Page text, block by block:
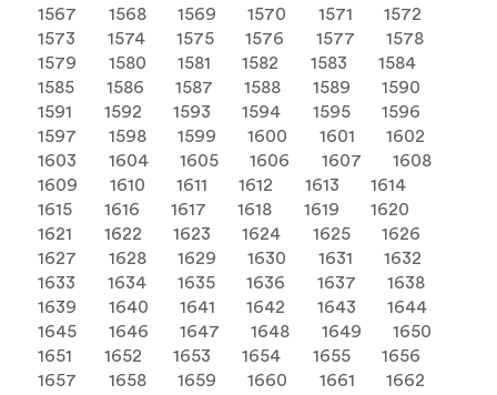
1567
1568 1569 1570 1571
1572
1573
1574 1575 1576 1577
1578
1579
1580 1581 1582 1583
1584
1585
1586 1587 1588 1589
1590
1591
1592 1593 1594 1595
1596
1597
1598 1599 1600 1601
1602
1603
1604 1605 1606 1607
1608
1609
1610 1611 1612 1613
1614
1615
1616 1617 1618 1619
1620
1621
1622 1623 1624 1625
1626
1627
1628 1629 1630 1631
1632
1633
1634 1635 1636 1637
1638
1639
1640 1641 1642 1643
1644
1645
1646 1647 1648 1649
1650
1651
1652 1653 1654 1655
1656
1657
1658 1659 1660 1661
1662